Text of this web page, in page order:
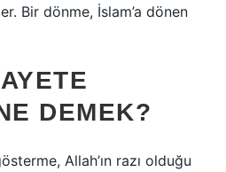
Bir dönme, İslam’a dönen
DEMEK?
Allah’ın razı olduğu